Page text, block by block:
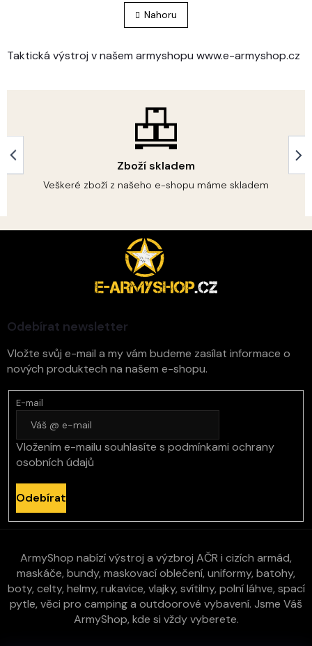
l
á
a
c
p
r
v
y
v
ý
p
u
n
k
v
á
Nahoru
Taktická výstroj v našem armyshopu www.e-armyshop.cz
Zboží skladem
Veškeré zboží z našeho e-shopu máme skladem
Odebírat newsletter
Vložte svůj e-mail a my vám budeme zasílat informace o
nových produktech na našem e-shopu.
E-mail
Vložením e-mailu souhlasíte s podmínkami ochrany
osobních údajů
Odebírat
ArmyShop nabízí výstroj a výzbroj AČR i cizích armád,
maskáče, bundy, maskovací oblečení, uniformy, batohy,
boty, celty, helmy, rukavice, vlajky, svítilny, polní láhve, spací
pytle, věci pro camping a outdoorové vybavení. Jsme Váš
ArmyShop, kde si vždy vyberete.